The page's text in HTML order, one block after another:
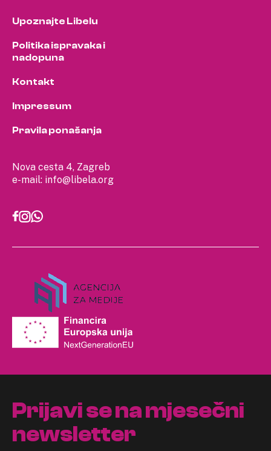
Nova cesta 4, Zagreb
e-mail: info@libela.org
Upoznajte Libelu
Politika ispravaka i
nadopuna
Kontakt
Impressum
Pravila ponašanja
Prijavi se na mjesečni
newsletter